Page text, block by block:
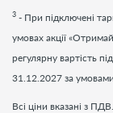
3 - При підключені
умовах акції
регулярну вартість
31.12.2027 за умовами
Всі ціни вказані з ПДВ.